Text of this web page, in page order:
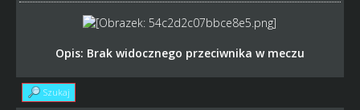
Opis: Brak widocznego przeciwnika w meczu
Szukaj